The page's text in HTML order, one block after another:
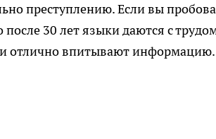
преступлению. Если вы
после 30 лет языки даются с
и отлично впитывают информацию.